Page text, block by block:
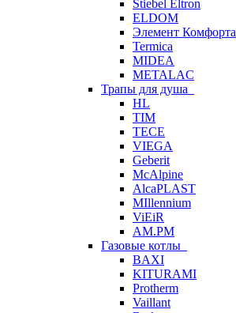
Stiebel Eltron
ELDOM
Элемент Комфорта
Termica
MIDEA
METALAC
Трапы для душа
HL
TIM
TECE
VIEGA
Geberit
McAlpine
AlcaPLAST
MIllennium
ViEiR
AM.PM
Газовые котлы
BAXI
KITURAMI
Protherm
Vaillant